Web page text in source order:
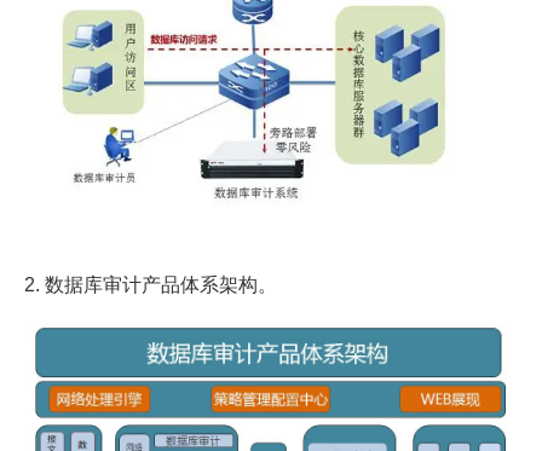
2. 数据库审计产品体系架构。